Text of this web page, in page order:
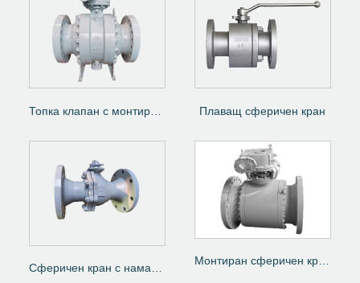
Плаващ сферичен кран
Монтиран сферичен кран за високо налягане